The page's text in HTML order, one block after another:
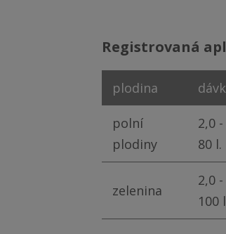
registrovaná
plodina
polní
plodiny
2,0
80 l.
zelenina
2,0
100